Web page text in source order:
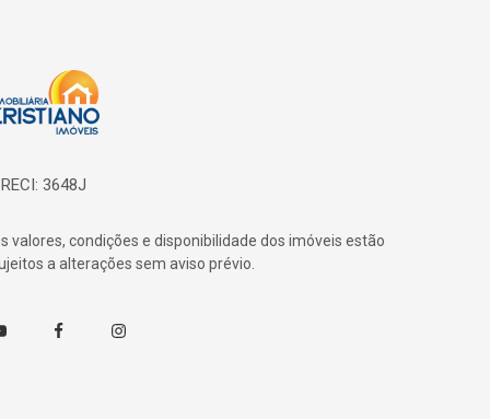
Página inicial
3648J
valores, condições e disponibilidade dos imóveis estão
a alterações sem aviso prévio.
FacebookInstagram